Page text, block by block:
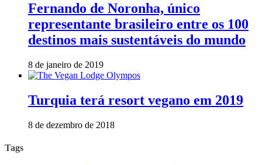
Fernando de Noronha, único
representante brasileiro entre os 100
destinos mais sustentáveis do mundo
8 de janeiro de 2019
Turquia terá resort vegano em 2019
8 de dezembro de 2018
Tags